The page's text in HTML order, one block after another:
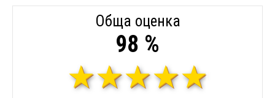
Обща оценка
98 %